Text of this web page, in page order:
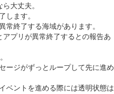
大丈夫。
します。
終了する海域があります。
プリが異常終了するとの報告あ
ージがずっとループして先に進め
ベントを進める際には透明状態は